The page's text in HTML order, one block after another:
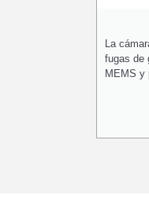
La
fugas de
MEMS y